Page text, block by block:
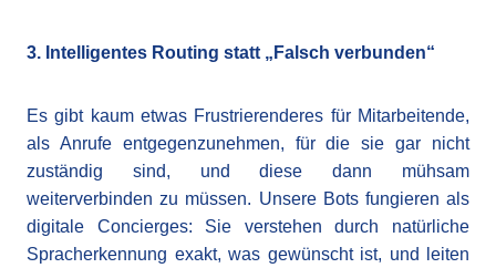
3. Intelligentes Routing statt „Falsch verbunden“
Es gibt kaum etwas Frustrierenderes für Mitarbeitende,
als Anrufe entgegenzunehmen, für die sie gar nicht
zuständig sind, und diese dann mühsam
weiterverbinden zu müssen. Unsere Bots fungieren als
digitale Concierges: Sie verstehen durch natürliche
Spracherkennung exakt, was gewünscht ist, und leiten